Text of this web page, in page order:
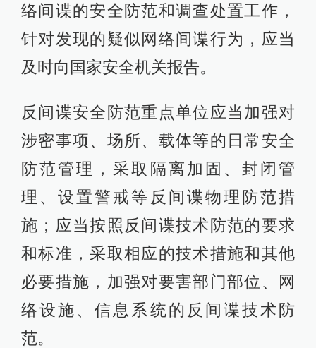
络间谍的安全防范和调查处置工作，
针对发现的疑似网络间谍行为，应当
及时向国家安全机关报告。
反间谍安全防范重点单位应当加强对
涉密事项、场所、载体等的日常安全
防范管理，采取隔离加固、封闭管
理、设置警戒等反间谍物理防范措
施；应当按照反间谍技术防范的要求
和标准，采取相应的技术措施和其他
必要措施，加强对要害部门部位、网
络设施、信息系统的反间谍技术防
范。